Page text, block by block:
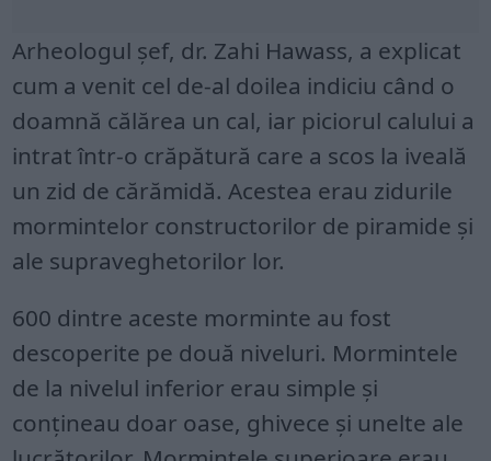
Arheologul șef, dr. Zahi Hawass, a explicat
cum a venit cel de-al doilea indiciu când o
doamnă călărea un cal, iar piciorul calului a
intrat într-o crăpătură care a scos la iveală
un zid de cărămidă. Acestea erau zidurile
mormintelor constructorilor de piramide și
ale supraveghetorilor lor.
600 dintre aceste morminte au fost
descoperite pe două niveluri. Mormintele
de la nivelul inferior erau simple și
conțineau doar oase, ghivece și unelte ale